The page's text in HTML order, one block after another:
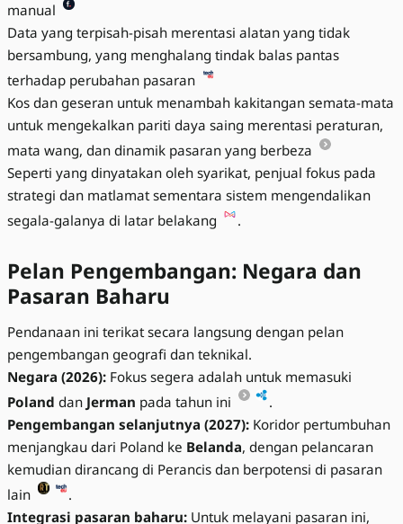
manual
Data yang terpisah-pisah merentasi alatan yang tidak
bersambung, yang menghalang tindak balas pantas
terhadap perubahan pasaran
Kos dan geseran untuk menambah kakitangan semata-mata
untuk mengekalkan pariti daya saing merentasi peraturan,
mata wang, dan dinamik pasaran yang berbeza
Seperti yang dinyatakan oleh syarikat, penjual fokus pada
strategi dan matlamat sementara sistem mengendalikan
segala-galanya di latar belakang
.
Pelan Pengembangan: Negara dan
Pasaran Baharu
Pendanaan ini terikat secara langsung dengan pelan
pengembangan geografi dan teknikal.
Negara (2026): Fokus segera adalah untuk memasuki
Poland dan Jerman pada tahun ini
.
Pengembangan selanjutnya (2027): Koridor pertumbuhan
menjangkau dari Poland ke Belanda, dengan pelancaran
kemudian dirancang di Perancis dan berpotensi di pasaran
lain
.
Integrasi pasaran baharu: Untuk melayani pasaran ini,